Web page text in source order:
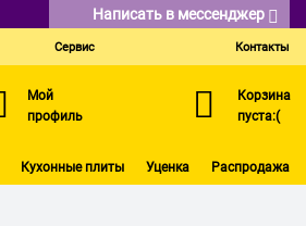
Написать в мессенджер
Сервис Контакты
Мой
профиль
Корзина
пуста:(
Кухонные плиты Уценка Распродажа